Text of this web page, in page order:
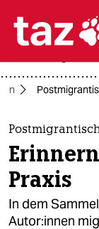
themen
politik
öko
krieg in
Praxis
In dem
Autor:innen